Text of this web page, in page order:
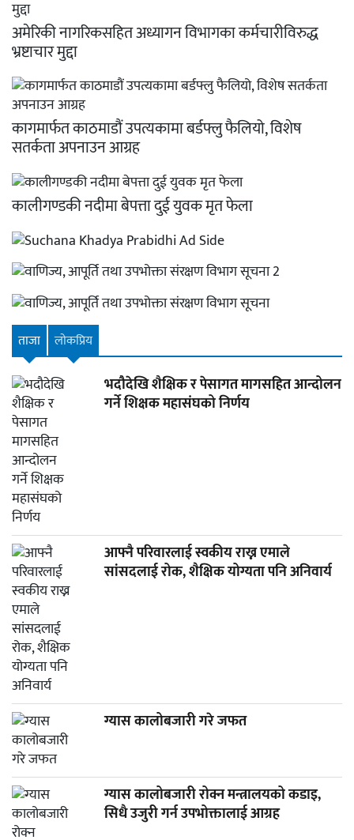
अमेरिकी नागरिकसहित अध्यागन विभागका कर्मचारीविरुद्ध
भ्रष्टाचार मुद्दा
कागमार्फत काठमाडौं उपत्यकामा बर्डफ्लु फैलियो, विशेष
सतर्कता अपनाउन आग्रह
कालीगण्डकी नदीमा बेपत्ता दुई युवक मृत फेला
ताजा लाेकप्रिय
भदौदेखि शैक्षिक र पेसागत मागसहित आन्दोलन
गर्ने शिक्षक महासंघको निर्णय
आफ्नै परिवारलाई स्वकीय राख्न एमाले
सांसदलाई रोक, शैक्षिक योग्यता पनि अनिवार्य
ग्यास कालोबजारी गरे जफत
ग्यास कालोबजारी रोक्न मन्त्रालयको कडाइ,
सिधै उजुरी गर्न उपभोक्तालाई आग्रह